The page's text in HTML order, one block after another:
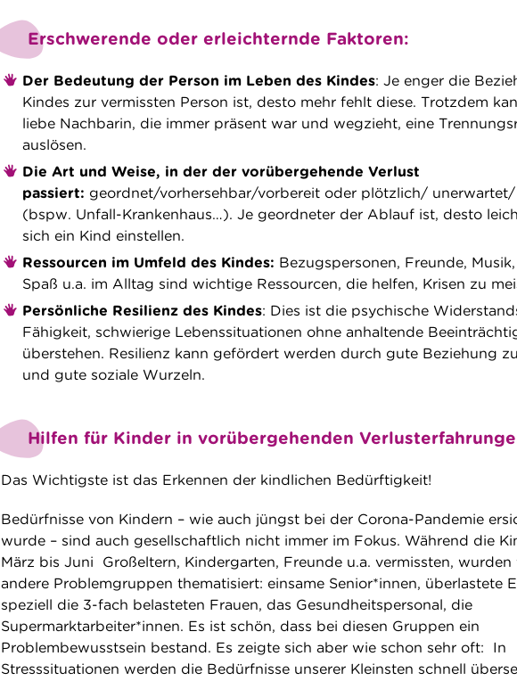
Erschwerende oder erleichternde Faktoren:
Der Bedeutung der Person im Leben des Kindes: Je enger die
Kindes zur vermissten Person ist, desto mehr fehlt diese. Trotzdem
liebe Nachbarin, die immer präsent war und wegzieht, eine
auslösen.
Die Art und Weise, in der der vorübergehende Verlust
passiert: geordnet/vorhersehbar/vorbereit oder plötzlich/
(bspw. Unfall-Krankenhaus…). Je geordneter der Ablauf ist, desto
sich ein Kind einstellen.
Ressourcen im Umfeld des Kindes: Bezugspersonen, Freunde,
Spaß u.a. im Alltag sind wichtige Ressourcen, die helfen, Krisen zu
Persönliche Resilienz des Kindes: Dies ist die psychische
Fähigkeit, schwierige Lebenssituationen ohne anhaltende
überstehen. Resilienz kann gefördert werden durch gute Beziehung
und gute soziale Wurzeln.
Hilfen für Kinder in vorübergehenden
Das Wichtigste ist das Erkennen der kindlichen Bedürftigkeit!
Bedürfnisse von Kindern – wie auch jüngst bei der Corona-Pandemie
wurde – sind auch gesellschaftlich nicht immer im Fokus. Während die
März bis Juni Großeltern, Kindergarten, Freunde u.a. vermissten, wurden
andere Problemgruppen thematisiert: einsame Senior*innen, überlastete
speziell die 3-fach belasteten Frauen, das Gesundheitspersonal, die
Supermarktarbeiter*innen. Es ist schön, dass bei diesen Gruppen ein
Problembewusstsein bestand. Es zeigte sich aber wie schon sehr oft: In
Stresssituationen werden die Bedürfnisse unserer Kleinsten schnell